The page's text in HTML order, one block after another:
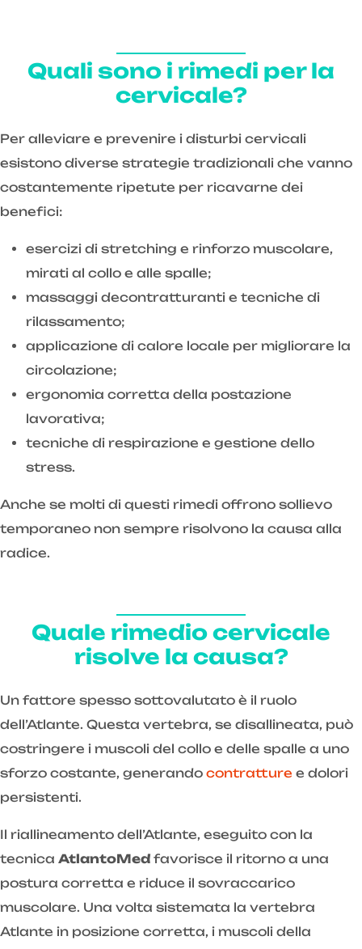
Quali sono i rimedi per la
cervicale?
Per alleviare e prevenire i disturbi cervicali
esistono diverse strategie tradizionali che vanno
costantemente ripetute per ricavarne dei
benefici:
esercizi di stretching e rinforzo muscolare,
mirati al collo e alle spalle;
massaggi decontratturanti e tecniche di
rilassamento;
applicazione di calore locale per migliorare la
circolazione;
ergonomia corretta della postazione
lavorativa;
tecniche di respirazione e gestione dello
stress.
Anche se molti di questi rimedi offrono sollievo
temporaneo non sempre risolvono la causa alla
radice.
Quale rimedio cervicale
risolve la causa?
Un fattore spesso sottovalutato è il ruolo
dell’Atlante. Questa vertebra, se disallineata, può
costringere i muscoli del collo e delle spalle a uno
sforzo costante, generando contratture e dolori
persistenti.
Il riallineamento dell’Atlante, eseguito con la
tecnica AtlantoMed favorisce il ritorno a una
postura corretta e riduce il sovraccarico
muscolare. Una volta sistemata la vertebra
Atlante in posizione corretta, i muscoli della